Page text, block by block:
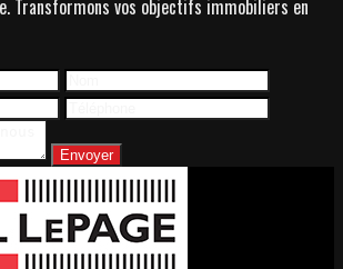
Transformons vos objectifs immobiliers en
Envoyer